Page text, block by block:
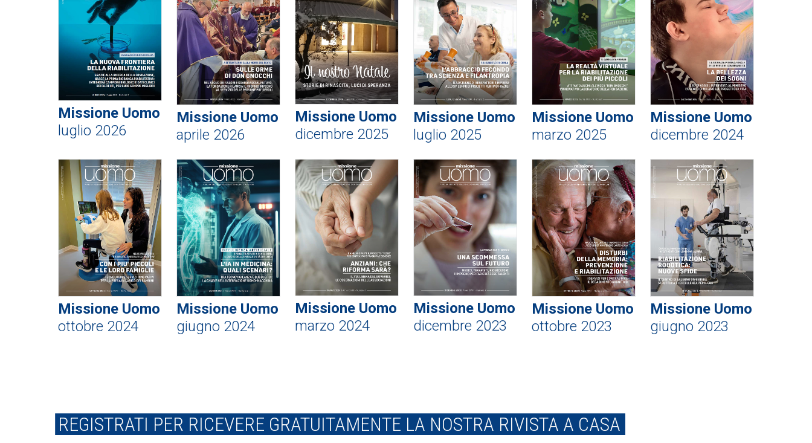
Missione Uomo
luglio 2026
Missione Uomo
aprile 2026
Missione Uomo
dicembre 2025
Missione Uomo
luglio 2025
Missione Uomo
marzo 2025
Missione Uomo
dicembre 2024
Missione Uomo
ottobre 2024
Missione Uomo
giugno 2024
Missione Uomo
marzo 2024
Missione Uomo
dicembre 2023
Missione Uomo
ottobre 2023
Missione Uomo
giugno 2023
REGISTRATI PER RICEVERE GRATUITAMENTE LA NOSTRA RIVISTA A CASA